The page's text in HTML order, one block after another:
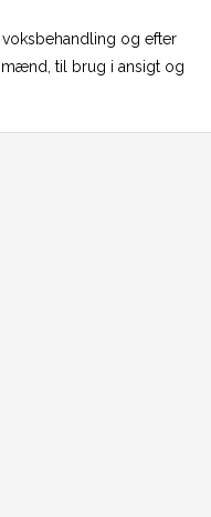
og efter
mænd, til brug i ansigt og